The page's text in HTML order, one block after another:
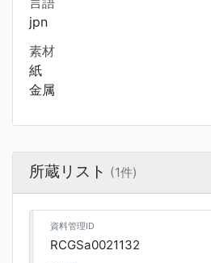
jpn
素材
紙
金属
所蔵リスト (1件)
資料管理ID
RCGSa0021132